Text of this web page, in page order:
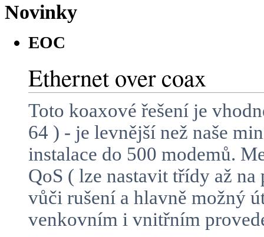
Novinky
EOC
Ethernet over coax
Toto koaxové řešení je
64 ) - je levnější než naše
instalace do 500 modemů.
QoS ( lze nastavit třídy až
vůči rušení a hlavně možný
venkovním i vnitřním